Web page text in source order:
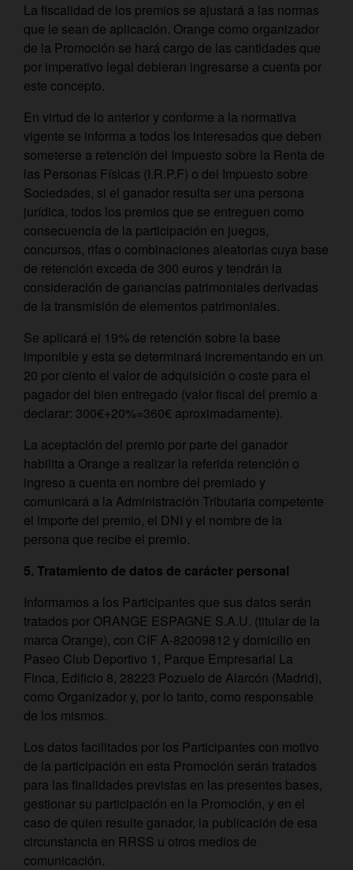
La fiscalidad de los premios se ajustará a las normas
que le sean de aplicación. Orange como organizador
de la Promoción se hará cargo de las cantidades que
por imperativo legal debieran ingresarse a cuenta por
este concepto.
En virtud de lo anterior y conforme a la normativa
vigente se informa a todos los interesados que deben
someterse a retención del Impuesto sobre la Renta de
las Personas Físicas (I.R.P.F) o del Impuesto sobre
Sociedades, si el ganador resulta ser una persona
jurídica, todos los premios que se entreguen como
consecuencia de la participación en juegos,
concursos, rifas o combinaciones aleatorias cuya base
de retención exceda de 300 euros y tendrán la
consideración de ganancias patrimoniales derivadas
de la transmisión de elementos patrimoniales.
Se aplicará el 19% de retención sobre la base
imponible y esta se determinará incrementando en un
20 por ciento el valor de adquisición o coste para el
pagador del bien entregado (valor fiscal del premio a
declarar: 300€+20%=360€ aproximadamente).
La aceptación del premio por parte del ganador
habilita a Orange a realizar la referida retención o
ingreso a cuenta en nombre del premiado y
comunicará a la Administración Tributaria competente
el importe del premio, el DNI y el nombre de la
persona que recibe el premio.
5. Tratamiento de datos de carácter personal
Informamos a los Participantes que sus datos serán
tratados por ORANGE ESPAGNE S.A.U. (titular de la
marca Orange), con CIF A-82009812 y domicilio en
Paseo Club Deportivo 1, Parque Empresarial La
Finca, Edificio 8, 28223 Pozuelo de Alarcón (Madrid),
como Organizador y, por lo tanto, como responsable
de los mismos.
Los datos facilitados por los Participantes con motivo
de la participación en esta Promoción serán tratados
para las finalidades previstas en las presentes bases,
gestionar su participación en la Promoción, y en el
caso de quien resulte ganador, la publicación de esa
circunstancia en RRSS u otros medios de
comunicación.